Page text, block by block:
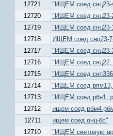
12721
"ИЩЕМ соед снц23-
12720
"ИЩЕМ соед снц23-
12719
"ИЩЕМ соед снц23-
12718
ИЩЕМ соед снц23-
12717
"ИЩЕМ соед снц23-
12716
"ИЩЕМ соед снц22,
12715
"ИЩЕМ соед
12714
"ИЩЕМ соед рпм13,
12713
"ИЩЕМ соед рбн1,
12712
ищем соед рбм4-
12711
ищем соед онц-бс"
12710
"ИЩЕМ световую